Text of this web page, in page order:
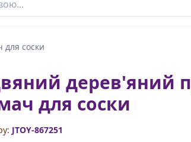
для соски
дерев'яний
для соски
JTOY-867251